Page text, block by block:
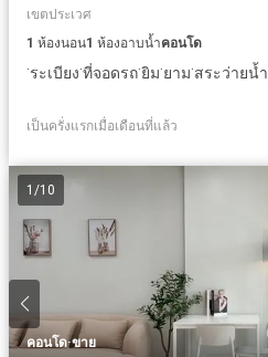
เขตประเวศ
1 ห้องนอน1 ห้องอาบน้ำคอนโด
·ระเบียง·ที่จอดรถ·ยิม·ยาม·สระว่ายน้ำ
เป็นครั่งแรกเมื่อเดือนที่แล้ว
1 /10
คอนโด·ขาย